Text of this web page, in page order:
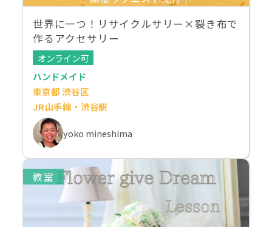
世界に一つ！リサイクルサリー×裂き布で
作るアクセサリー
オンライン可
ハンドメイド
東京都 渋谷区
JR山手線・渋谷駅
yoko mineshima
教室